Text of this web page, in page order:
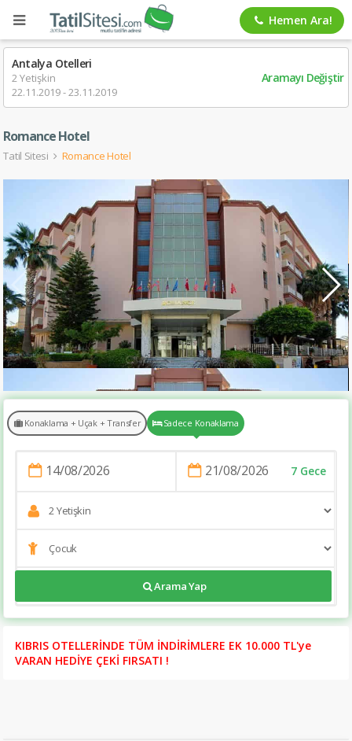
Hemen Ara!
Antalya Otelleri
2 Yetişkin
22.11.2019 - 23.11.2019
Aramayı Değiştir
Romance Hotel
Tatil Sitesi Romance Hotel
Konaklama + Uçak + Transfer Sadece Konaklama
7 Gece
Arama Yap
KIBRIS OTELLERİNDE TÜM İNDİRİMLERE EK 10.000 TL'ye
VARAN HEDİYE ÇEKİ FIRSATI !